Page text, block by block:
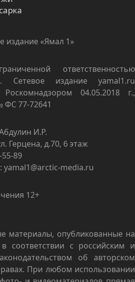
издание «Ямал 1»
ответственностью
Сетевое издание yamal1.ru
Роскомнадзором 04.05.2018 г.,
ФС 77-72641
И.Р.
Герцена, д.70, 6 этаж
89
yamal1@arctic-media.ru
12+
материалы, опубликованные на
соответствии с российским и
об авторском
При любом использовании